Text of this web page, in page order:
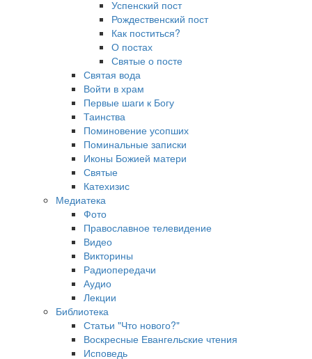
Успенский пост
Рождественский пост
Как поститься?
О постах
Святые о посте
Святая вода
Войти в храм
Первые шаги к Богу
Таинства
Поминовение усопших
Поминальные записки
Иконы Божией матери
Святые
Катехизис
Медиатека
Фото
Православное телевидение
Видео
Викторины
Радиопередачи
Аудио
Лекции
Библиотека
Статьи "Что нового?"
Воскресные Евангельские чтения
Исповедь